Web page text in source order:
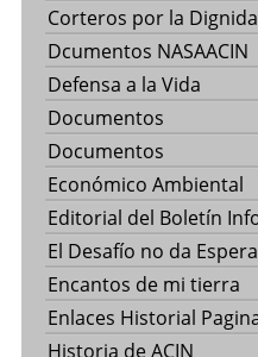
Corteros por la
Dcumentos NASAACIN
Defensa a la Vida
Documentos
Documentos
Económico Ambiental
Editorial del Boletín
El Desafío no da Espera
Encantos de mi tierra
Enlaces Historial
Historia de ACIN